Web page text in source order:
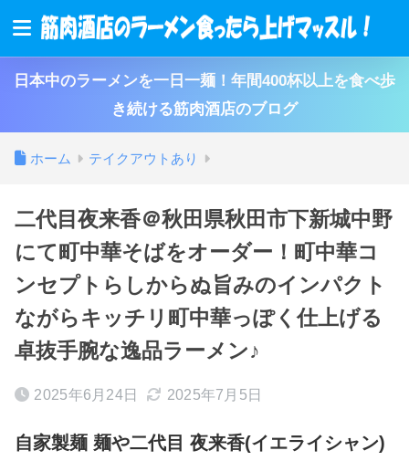
日本中のラーメンを一日一麺！年間400杯以上を食べ歩
き続ける筋肉酒店のブログ
ホーム テイクアウトあり
二代目夜来香＠秋田県秋田市下新城中野
にて町中華そばをオーダー！町中華コ
ンセプトらしからぬ旨みのインパクト
ながらキッチリ町中華っぽく仕上げる
卓抜手腕な逸品ラーメン♪
2025年6月24日 2025年7月5日
自家製麺 麺や二代目 夜来香(イエライシャン)